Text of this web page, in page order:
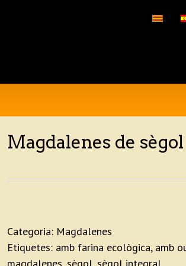
…
Magdalenes de sègol
Categoria: Magdalenes
Etiquetes: amb farina ecològica, amb